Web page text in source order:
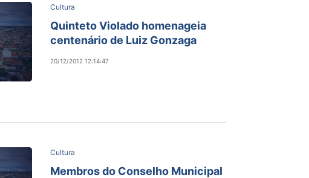
Cultura
Quinteto Violado homenageia
centenário de Luiz Gonzaga
20/12/2012 12:14:47
Cultura
Membros do Conselho Municipal